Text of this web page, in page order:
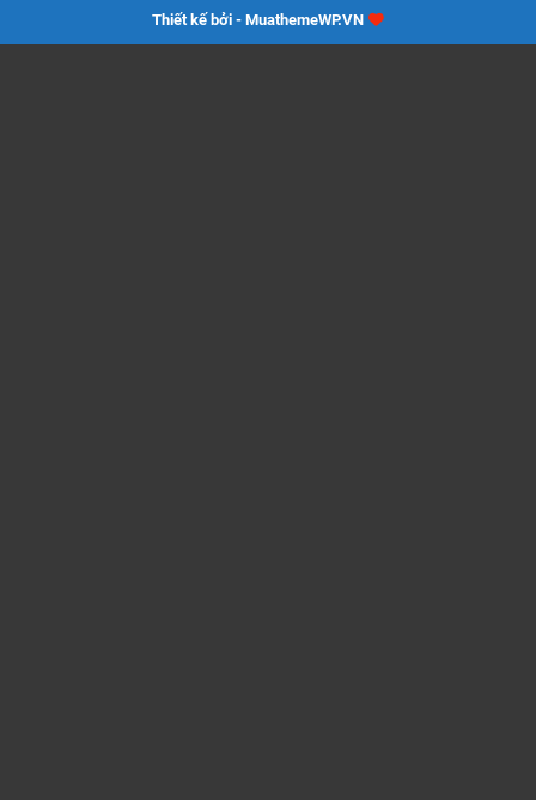
Thiết kế bởi - MuathemeWP.VN